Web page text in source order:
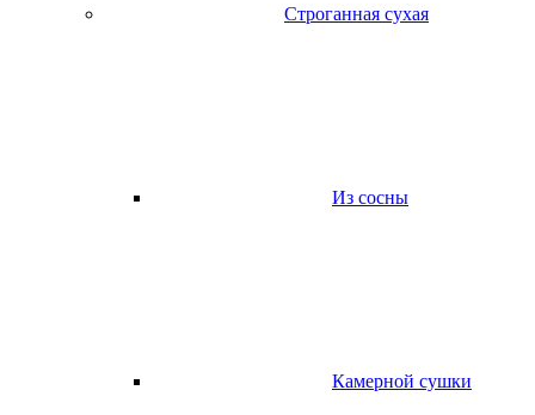
Строганная сухая
Из сосны
Камерной сушки